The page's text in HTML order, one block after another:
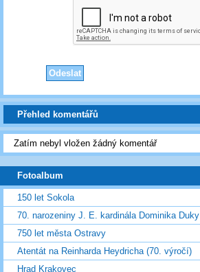
Přehled komentářů
Zatím nebyl vložen žádný komentář
Fotoalbum
150 let Sokola
70. narozeniny J. E. kardinála Dominika Duky
750 let města Ostravy
Atentát na Reinharda Heydricha (70. výročí)
Hrad Krakovec